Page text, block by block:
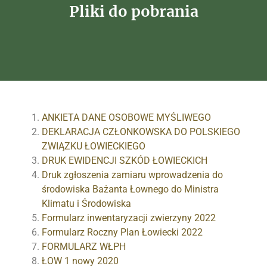
Pliki do pobrania
ANKIETA DANE OSOBOWE MYŚLIWEGO
DEKLARACJA CZŁONKOWSKA DO POLSKIEGO
ZWIĄZKU ŁOWIECKIEGO
DRUK EWIDENCJI SZKÓD ŁOWIECKICH
Druk zgłoszenia zamiaru wprowadzenia do
środowiska Bażanta Łownego do Ministra
Klimatu i Środowiska
Formularz inwentaryzacji zwierzyny 2022
Formularz Roczny Plan Łowiecki 2022
FORMULARZ WŁPH
ŁOW 1 nowy 2020